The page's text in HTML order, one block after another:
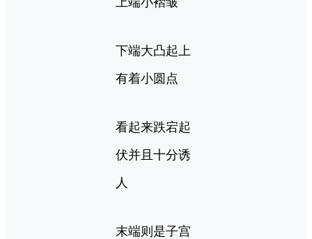
下端大凸起上
有着小圆点
看起来跌宕起
伏并且十分诱
人
末端则是子宫